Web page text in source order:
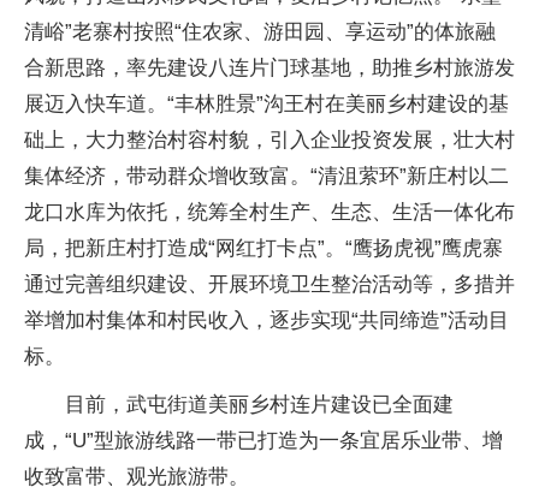
清峪”老寨村按照“住农家、游田园、享运动”的体旅融
合新思路，率先建设八连片门球基地，助推乡村旅游发
展迈入快车道。“丰林胜景”沟王村在美丽乡村建设的基
础上，大力整治村容村貌，引入企业投资发展，壮大村
集体经济，带动群众增收致富。“清沮萦环”新庄村以二
龙口水库为依托，统筹全村生产、生态、生活一体化布
局，把新庄村打造成“网红打卡点”。“鹰扬虎视”鹰虎寨
通过完善组织建设、开展环境卫生整治活动等，多措并
举增加村集体和村民收入，逐步实现“共同缔造”活动目
标。
目前，武屯街道美丽乡村连片建设已全面建
成，“U”型旅游线路一带已打造为一条宜居乐业带、增
收致富带、观光旅游带。